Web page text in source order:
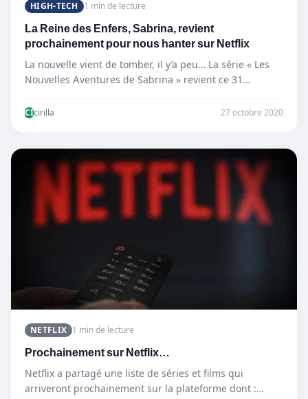
HIGH-TECH 1 min de lecture
La Reine des Enfers, Sabrina, revient
prochainement pour nous hanter sur Netflix
La nouvelle vient de tomber, il y’a peu… La série « Les
Nouvelles Aventures de Sabrina » revient ce 31…
CIcirilla 27 octobre 2020
NETFLIX 1 min de lecture
Prochainement sur Netflix…
Netflix a partagé une liste de séries et films qui
arriveront prochainement sur la plateforme dont :